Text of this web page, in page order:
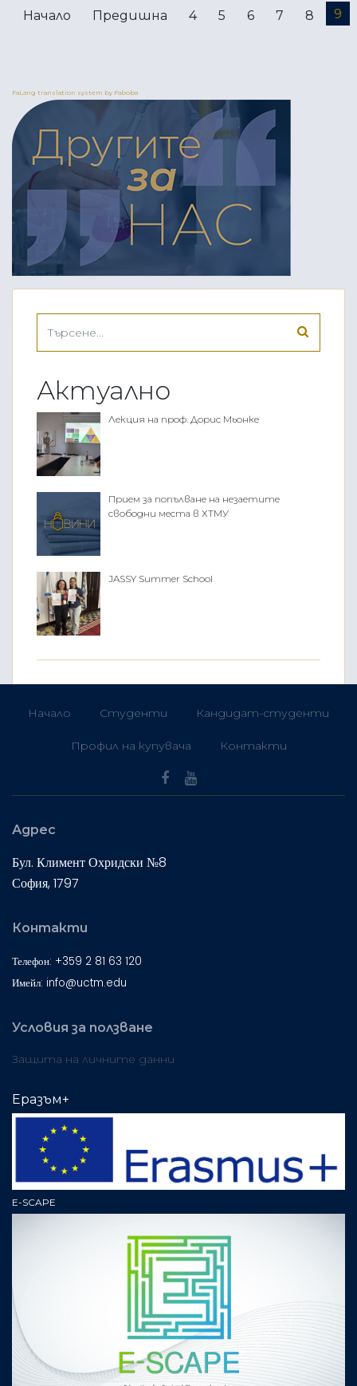
Начало Предишна 4 5 6 7 8 9
FaLang translation system by Faboba
Актуално
Лекция на проф. Дорис Мьонке
Прием за попълване на незаетите
свободни места в ХТМУ
JASSY Summer School
Начало Студенти Кандидат-студенти
Профил на купувача Контакти
Адрес
Бул. Климент Охридски №8
София, 1797
Контакти
Телефон: +359 2 81 63 120
Имейл: info@uctm.edu
Условия за ползване
Защита на личните данни
Еразъм+
E-SCAPE